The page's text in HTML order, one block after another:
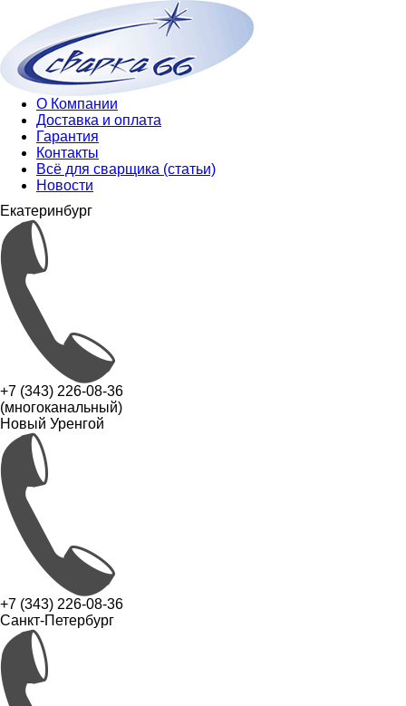
О Компании
Доставка и оплата
Гарантия
Контакты
Всё для сварщика (статьи)
Новости
Екатеринбург
+7 (343) 226-08-36
(многоканальный)
Новый Уренгой
+7 (343) 226-08-36
Санкт-Петербург